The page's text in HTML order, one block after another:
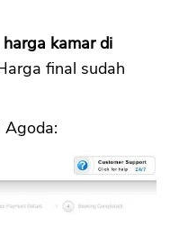
harga kamar di
final sudah
Agoda: